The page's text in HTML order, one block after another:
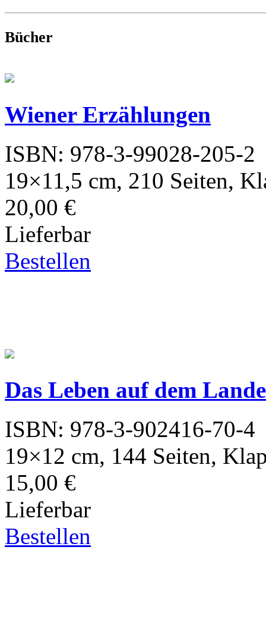
Bücher
Wiener Erzählungen
ISBN: 978-3-99028-205-2
19×11,5 cm, 210 Seiten,
20,00 €
Lieferbar
Bestellen
Das Leben auf dem Lande
ISBN: 978-3-902416-70-4
19×12 cm, 144 Seiten,
15,00 €
Lieferbar
Bestellen